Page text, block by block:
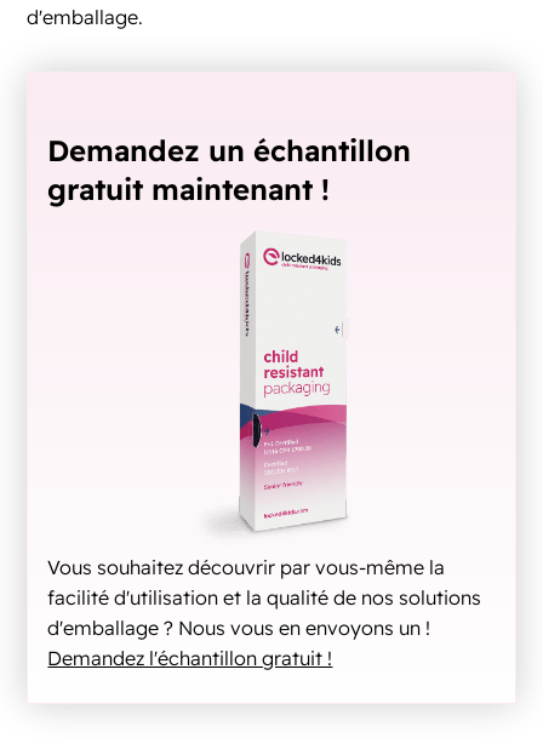
d'emballage.
Demandez un échantillon
gratuit maintenant !
Vous souhaitez découvrir par vous-même la
facilité d'utilisation et la qualité de nos solutions
d'emballage ? Nous vous en envoyons un !
Demandez l'échantillon gratuit !